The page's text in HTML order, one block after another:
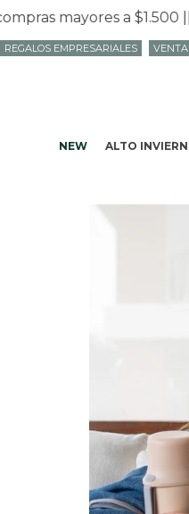
a $1.500 ||
NEW ALTO
REGALOS EMPRESARIALES